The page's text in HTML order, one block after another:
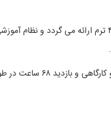
طول متوسط دوره کاردانی برق- قدرت ۲ سال است و دروس نظری و عملی آن بصورت واحدی در حداقل ۴ ترم ارائه می گردد و
.
طول هر ترم ۱۷ هفته آموزش کامل است و زمان تدریس هر واحد نظر ی۱۷ ساعت ازمایشگاهی ۵۱ ساعت و